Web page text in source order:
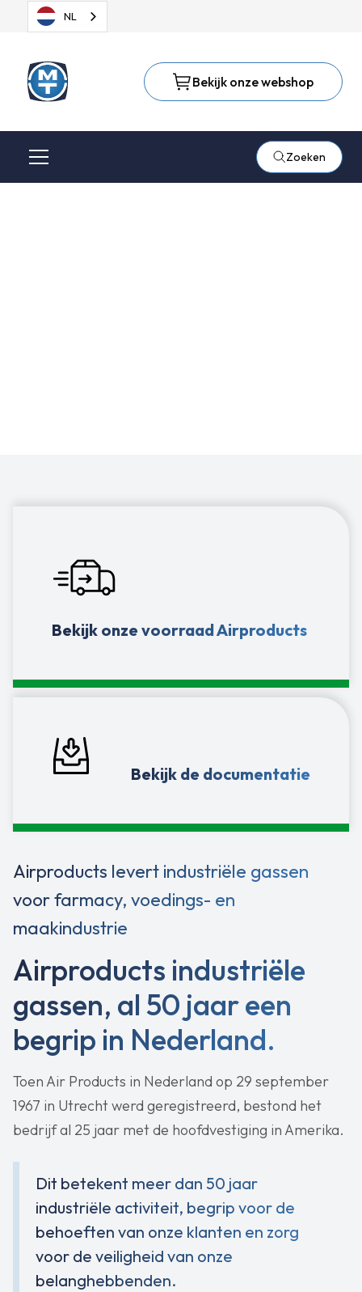
NL
Bekijk onze webshop
Zoeken
Airproducts levert industriële gassen
voor farmacy, voedings- en
maakindustrie
Airproducts industriële
gassen, al 50 jaar een
begrip in Nederland.
Toen Air Products in Nederland op 29 september
1967 in Utrecht werd geregistreerd, bestond het
bedrijf al 25 jaar met de hoofdvestiging in Amerika.
Dit betekent meer dan 50 jaar
industriële activiteit, begrip voor de
behoeften van onze klanten en zorg
voor de veiligheid van onze
belanghebbenden.
Bekijk onze voorraad Airproducts
Bekijk de documentatie